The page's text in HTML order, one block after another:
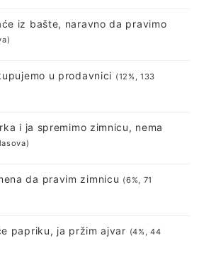
iz bašte, naravno da pravimo
u prodavnici (12%, 133
i ja spremimo zimnicu, nema
da pravim zimnicu (6%, 71
papriku, ja pržim ajvar (4%, 44